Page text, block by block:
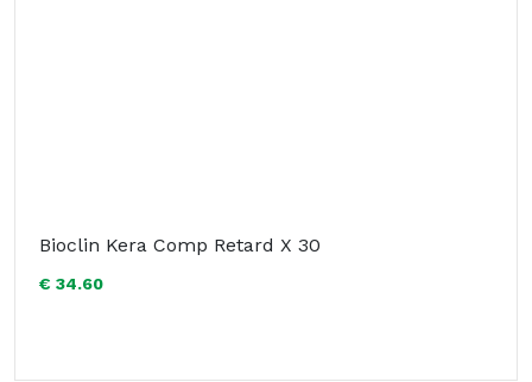
Bioclin Kera Comp Retard X 30
€ 34.60